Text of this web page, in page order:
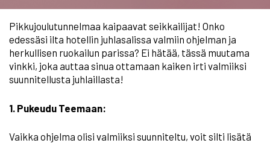
Pikkujoulutunnelmaa kaipaavat seikkailijat! Onko
edessäsi ilta hotellin juhlasalissa valmiin ohjelman ja
herkullisen ruokailun parissa? Ei hätää, tässä muutama
vinkki, joka auttaa sinua ottamaan kaiken irti valmiiksi
suunnitellusta juhlaillasta!
1. Pukeudu Teemaan:
Vaikka ohjelma olisi valmiiksi suunniteltu, voit silti lisätä